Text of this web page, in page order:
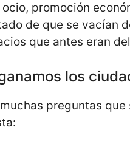
promoción
de que se vacían
que antes eran
los
preguntas que